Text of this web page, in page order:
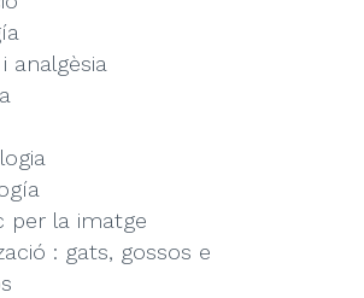
analgèsia
per la imatge
: gats, gossos e